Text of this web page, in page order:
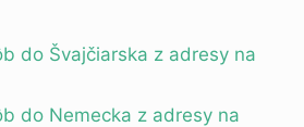
do Švajčiarska z adresy na
do Nemecka z adresy na